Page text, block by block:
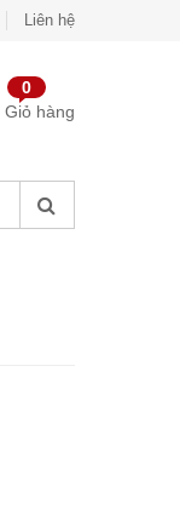
Liên hệ
0
Giỏ hàng